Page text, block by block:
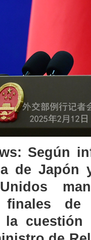
Según
de Japón
de
la cuestión